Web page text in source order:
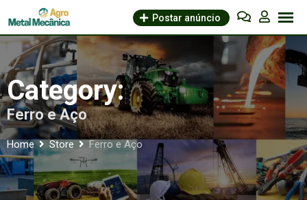
to
content
Postar anúncio
Category:
Ferro e Aço
Home Store Ferro e Aço